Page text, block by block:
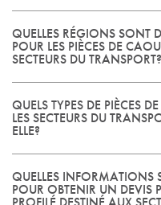
QUELLES RÉGIONS SONT
POUR LES PIÈCES DE
SECTEURS DU TRANSPORT?
Vicone dessert des clients
notamment au Canada, aux
QUELS TYPES DE PIÈCES
LES SECTEURS DU
ELLE?
Joints et profilés sur mesure,
QUELLES INFORMATIONS
POUR OBTENIR UN